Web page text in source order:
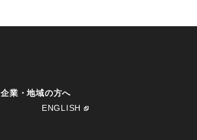
企業・地域の方へ
ENGLISH